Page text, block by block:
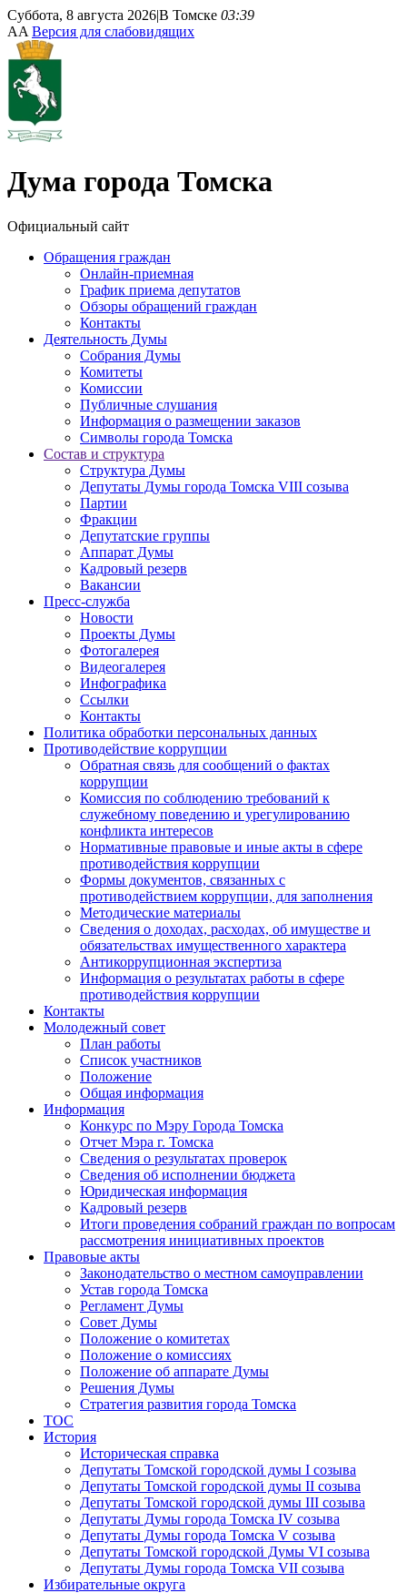
Суббота, 8 августа 2026|В Томске 03:39
AA Версия для слабовидящих
Дума города Томска
Официальный сайт
Обращения граждан
Онлайн-приемная
График приема депутатов
Обзоры обращений граждан
Контакты
Деятельность Думы
Собрания Думы
Комитеты
Комиссии
Публичные слушания
Информация о размещении заказов
Символы города Томска
Состав и структура
Структура Думы
Депутаты Думы города Томска VIII созыва
Партии
Фракции
Депутатские группы
Аппарат Думы
Кадровый резерв
Вакансии
Пресс-служба
Новости
Проекты Думы
Фотогалерея
Видеогалерея
Инфографика
Ссылки
Контакты
Политика обработки персональных данных
Прoтивoдeйствие кoрpупции
Обратная связь для сообщений о фактах
коррупции
Комиссия по соблюдению требований к
служебному поведению и урегулированию
конфликта интересов
Нормативные правовые и иные акты в сфере
противодействия коррупции
Формы документов, связанных с
противодействием коррупции, для заполнения
Методические материалы
Сведения о доходах, расходах, об имуществе и
обязательствах имущественного характера
Антикоррупционная экспертиза
Информация о результатах работы в сфере
противодействия коррупции
Контакты
Молодежный совет
План работы
Список участников
Положение
Общая информация
Информация
Конкурс по Мэру Города Томска
Отчет Мэра г. Томска
Сведения о результатах проверок
Сведения об исполнении бюджета
Юридическая информация
Кадровый резерв
Итоги проведения собраний граждан по вопросам
рассмотрения инициативных проектов
Правовые акты
Законодательство о местном самоуправлении
Устав города Томска
Регламент Думы
Совет Думы
Положение о комитетах
Положение о комиссиях
Положение об аппарате Думы
Решения Думы
Стратегия развития города Томска
ТОС
История
Историческая справка
Депутаты Томской городской думы I созыва
Депутаты Томской городской думы II созыва
Депутаты Томской городской думы III созыва
Депутаты Думы города Томска IV созыва
Депутаты Думы города Томска V созыва
Депутаты Томской городской Думы VI созыва
Депутаты Думы города Томска VII созыва
Избирательные округа